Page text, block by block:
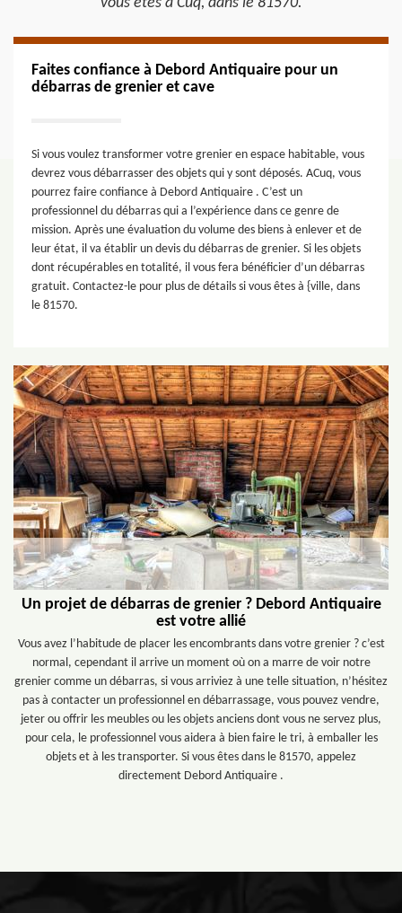
Faites confiance à Debord Antiquaire pour un
débarras de grenier et cave
Si vous voulez transformer votre grenier en espace habitable, vous
devrez vous débarrasser des objets qui y sont déposés. ACuq, vous
pourrez faire confiance à Debord Antiquaire . C’est un
professionnel du débarras qui a l’expérience dans ce genre de
mission. Après une évaluation du volume des biens à enlever et de
leur état, il va établir un devis du débarras de grenier. Si les objets
dont récupérables en totalité, il vous fera bénéficier d’un débarras
gratuit. Contactez-le pour plus de détails si vous êtes à {ville, dans
le 81570.
Un projet de débarras de grenier ? Debord Antiquaire
est votre allié
Vous avez l’habitude de placer les encombrants dans votre grenier ? c’est
normal, cependant il arrive un moment où on a marre de voir notre
grenier comme un débarras, si vous arriviez à une telle situation, n’hésitez
pas à contacter un professionnel en débarrassage, vous pouvez vendre,
jeter ou offrir les meubles ou les objets anciens dont vous ne servez plus,
pour cela, le professionnel vous aidera à bien faire le tri, à emballer les
objets et à les transporter. Si vous êtes dans le 81570, appelez
directement Debord Antiquaire .